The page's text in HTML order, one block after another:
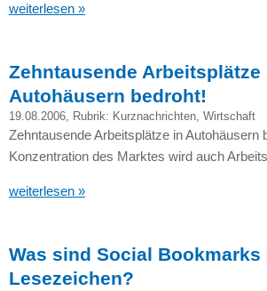
weiterlesen »
Zehntausende Arbeitsplätze
Autohäusern bedroht!
19.08.2006, Rubrik: Kurznachrichten, Wirtschaft
Zehntausende Arbeitsplätze in Autohäusern
Konzentration des Marktes wird auch
weiterlesen »
Was sind Social Bookmarks
Lesezeichen?